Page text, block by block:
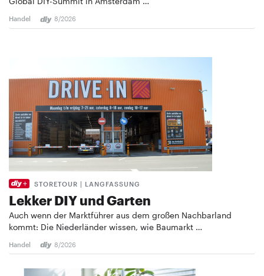
Handel 8/2026
STORETOUR | LANGFASSUNG
Lekker DIY und Garten
Auch wenn der Marktführer aus dem großen Nachbarland
kommt: Die Niederländer wissen, wie Baumarkt …
Handel 8/2026